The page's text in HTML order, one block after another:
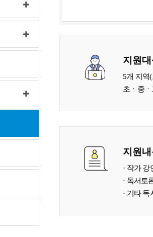
지원
5개 지역
초ㆍ중
지원
· 작가
· 독서토
· 기타